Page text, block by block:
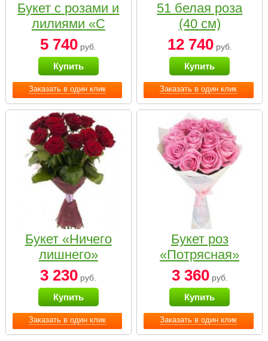
Заказать в один клик
Букет с розами и
лилиями «С
наилучшими
пожеланиями»
5 740 руб.
Купить
Заказать в один клик
51 белая роза
(40 см)
12 740руб.
Купить
Заказать в один клик
Букет «Ничего
лишнего»
3 230 руб.
Купить
Заказать в один клик
Букет роз
«Потрясная»
3 360руб.
Купить